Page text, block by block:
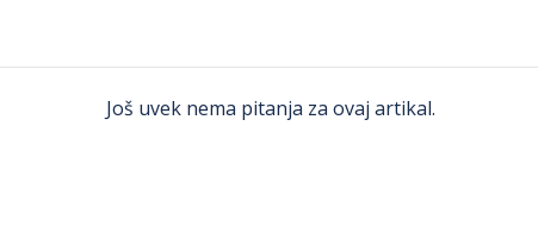
Još uvek nema pitanja za ovaj artikal.